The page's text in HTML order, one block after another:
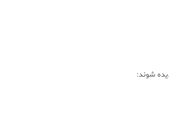
شوند: